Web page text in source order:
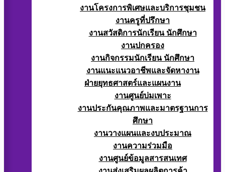
งานโครงการพิเศษและบริการชุมชน
งานครูที่ปรึกษา
งานสวัสดิการนักเรียน นักศึกษา
งานปกครอง
งานกิจกรรมนักเรียน นักศึกษา
งานแนะแนวอาชีพและจัดหางาน
ฝ่ายยุทธศาสตร์และแผนงาน
งานศูนย์บ่มเพาะ
งานประกันคุณภาพและมาตรฐานการ
ศึกษา
งานวางแผนและงบประมาณ
งานความร่วมมือ
งานศูนย์ข้อมูลสารสนเทศ